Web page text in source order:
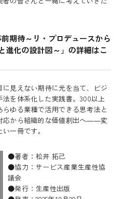
期待～リ・プロデュースから
進化の設計図～」の詳細はこ
に見えない期待に光を当て、ビジ
を体系化した実践書。300以上
ゆる業種で活用できる思考法と
応から組織的な価値創出へ――変
一冊です。
●著者：松井 拓己
●協力：サービス産業生産性協
議会
●発行：生産性出版